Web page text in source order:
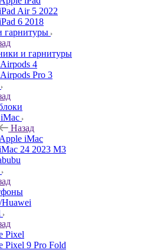
Air 5 2022
6 2018
и гарнитуры
4
Pro 3
Назад
Apple iMac
24 2023 M3
Pixel
Pixel 9 Pro Fold